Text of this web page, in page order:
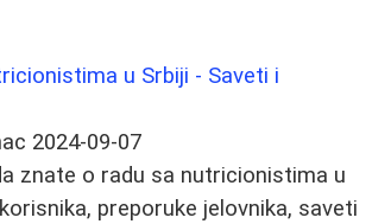
u Srbiji - Saveti i
2024-09-07
znate o radu sa nutricionistima u
preporuke jelovnika, saveti